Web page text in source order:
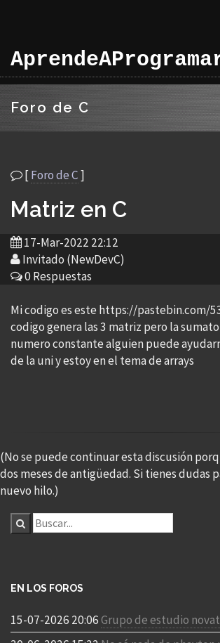
Foro de C
[Foro de C]
Matriz en C
17-Mar-2022 22:12
Invitado (NewDevC)
0 Respuestas
Mi codigo es este https://pastebin.com/
codigo genera las 3 matriz pero la
numero constante alguien puede
de la uni y estoy en el tema de arrays
(No se puede continuar esta discusión
dos meses de antigüedad. Si tienes dudas
nuevo hilo.)
EN LOS FOROS
15-07-2026 20:06Grupo de estudio